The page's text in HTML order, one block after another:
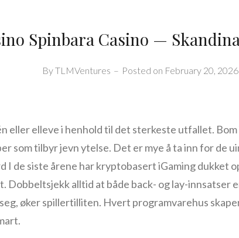
Spinbara Casino —
ByTLMVentures – Posted on February 20, 2026
eller elleve i henhold til det sterkeste utfallet.
som tilbyr jevn ytelse. Det er mye å ta inn for de
I de siste årene har kryptobasert iGaming dukket
alltid at både back- og lay-innsatser
øker spillertilliten. Hvert programvarehus